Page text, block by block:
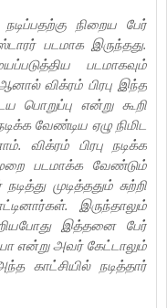
நடிப்பதற்கு நிறைய பேர்
படமாக இருந்தது.
படமாகவும்
விக்ரம் பிரபு இந்த
பொறுப்பு என்று கூறி
வேண்டிய ஏழு நிமிட
விக்ரம் பிரபு நடிக்க
படமாக்க வேண்டும்
முடித்ததும் சுற்றி
இருந்தாலும்
இத்தனை பேர்
என்று அவர் கேட்டாலும்
காட்சியில் நடித்தார்